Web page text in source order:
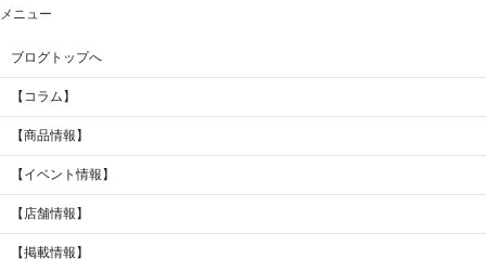
メニュー
ブログトップへ
【コラム】
【商品情報】
【イベント情報】
【店舗情報】
【掲載情報】